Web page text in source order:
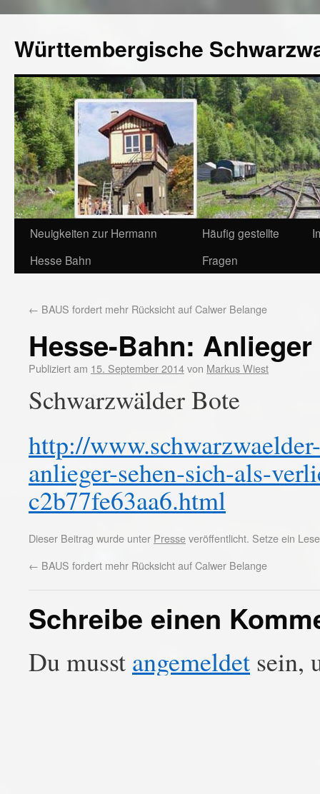
Württembergische
Neuigkeiten zur Hermann
Hesse Bahn
Häufig gestellte
Fragen
← BAUS fordert mehr Rücksicht auf Calwer Belange
Hesse-Bahn:
Publiziert am 15. September 2014von Markus Wiest
Schwarzwälder Bote
http://
anlieger-sehen-sich-als-
c2b77fe63aa6.html
Dieser Beitrag wurde unter Presseveröffentlicht. Setze ein
← BAUS fordert mehr Rücksicht auf Calwer Belange
Schreibe einen
Du musst angemeldet sein,